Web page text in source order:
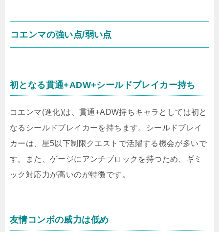
コエンマの強い点/弱い点
初となる貫通+ADW+シールドブレイカー持ち
コエンマ(進化)は、貫通+ADW持ちキャラとしては初と
なるシールドブレイカーを持ちます。シールドブレイ
カーは、星5以下制限クエストで活躍する機会が多いで
す。また、ゲージにアンチブロックを持つため、ギミ
ック対応力が高いのが特徴です。
友情コンボの威力は低め